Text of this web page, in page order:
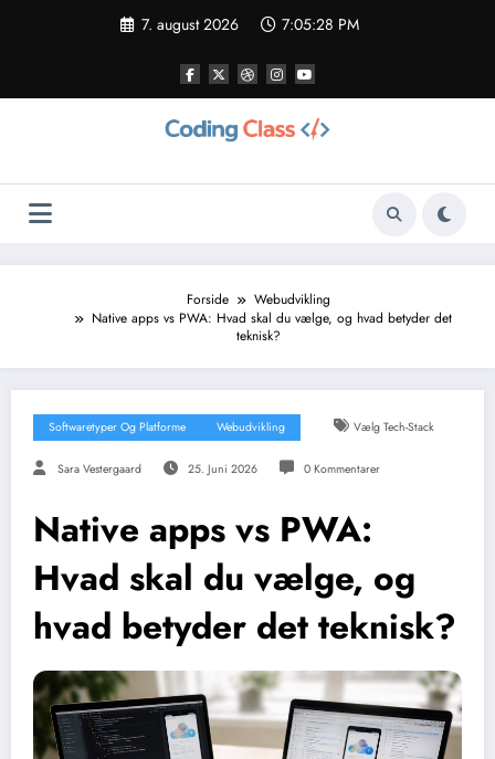
7. august 2026 7:05:29 PM
Forside
Webudvikling
Native apps vs PWA: Hvad skal du vælge, og hvad betyder det
teknisk?
Softwaretyper Og Platforme Webudvikling Vælg Tech-Stack
Sara Vestergaard 25. Juni 2026 0 Kommentarer
Native apps vs PWA:
Hvad skal du vælge, og
hvad betyder det teknisk?